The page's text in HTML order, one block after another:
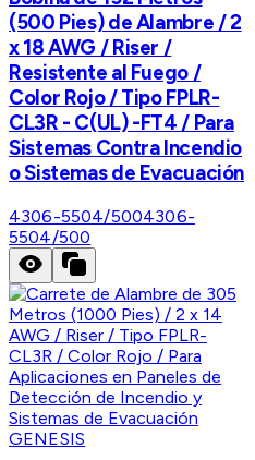
(500 Pies) de Alambre / 2
x 18 AWG / Riser /
Resistente al Fuego /
Color Rojo / Tipo FPLR-
CL3R - C(UL) -FT4 / Para
Sistemas Contra Incendio
o Sistemas de Evacuación
4306-5504/5004306-
5504/500
GENESIS